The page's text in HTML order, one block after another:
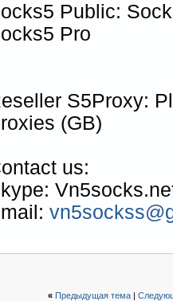
Public:
Pro
S5Proxy:
(GB)
us:
« Предыдущая тема|